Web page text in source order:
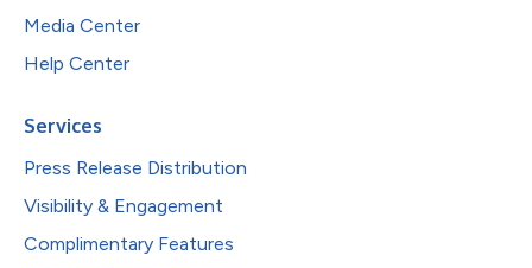
Media Center
Help Center
Services
Press Release Distribution
Visibility & Engagement
Complimentary Features